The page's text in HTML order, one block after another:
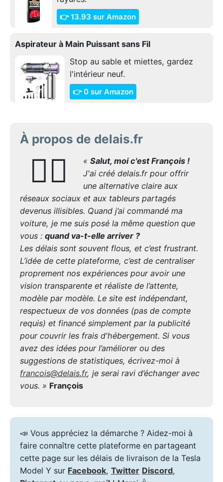
👉 13.93 sur Amazon
Aspirateur à Main Puissant sans Fil
Stop au sable et miettes, gardez
l'intérieur neuf.
👉 0 sur Amazon
À propos de delais.fr
🙋‍♂️ « Salut, moi c'est François !
J'ai créé delais.fr pour offrir
une alternative claire aux
réseaux sociaux et aux tableurs partagés
devenus illisibles. Quand j’ai commandé ma
voiture, je me suis posé la même question que
vous : quand va-t-elle arriver ?
Les délais sont souvent flous, et c’est frustrant.
L’idée de cette plateforme, c’est de centraliser
proprement nos expériences pour avoir une
vision transparente et réaliste de l’attente,
modèle par modèle. Le site est indépendant,
respectueux de vos données (pas de compte
requis) et financé simplement par la publicité
pour couvrir les frais d'hébergement. Si vous
avez des idées pour l’améliorer ou des
suggestions de statistiques, écrivez-moi à
francois@delais.fr, je serai ravi d’échanger avec
vous. » François
📣 Vous appréciez la démarche ? Aidez-moi à
faire connaître cette plateforme en partageant
cette page sur les délais de livraison de la Tesla
Model Y sur Facebook, Twitter Discord,